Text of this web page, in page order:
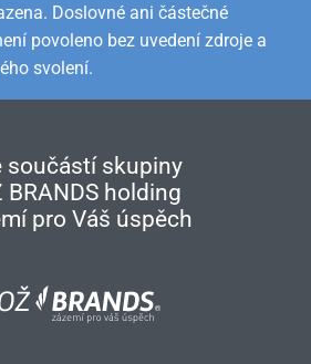
Doslovné ani částečné
povoleno bez uvedení zdroje a
svolení.
součástí skupiny
BRANDS holding
pro Váš úspěch